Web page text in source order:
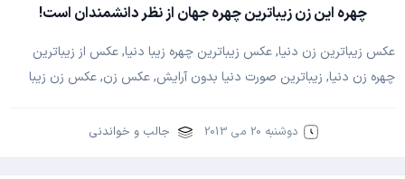
چهره این زن زیباترین چهره جهان از نظر دانشمندان است!
عکس زیباترین زن دنیا, عکس زیباترین چهره زیبا دنیا, عکس از زیباترین
چهره زن دنیا, زیباترین صورت دنیا بدون آرایش, عکس زن, عکس زن زیبا
دوشنبه 20 می 2013 جالب و خواندنی